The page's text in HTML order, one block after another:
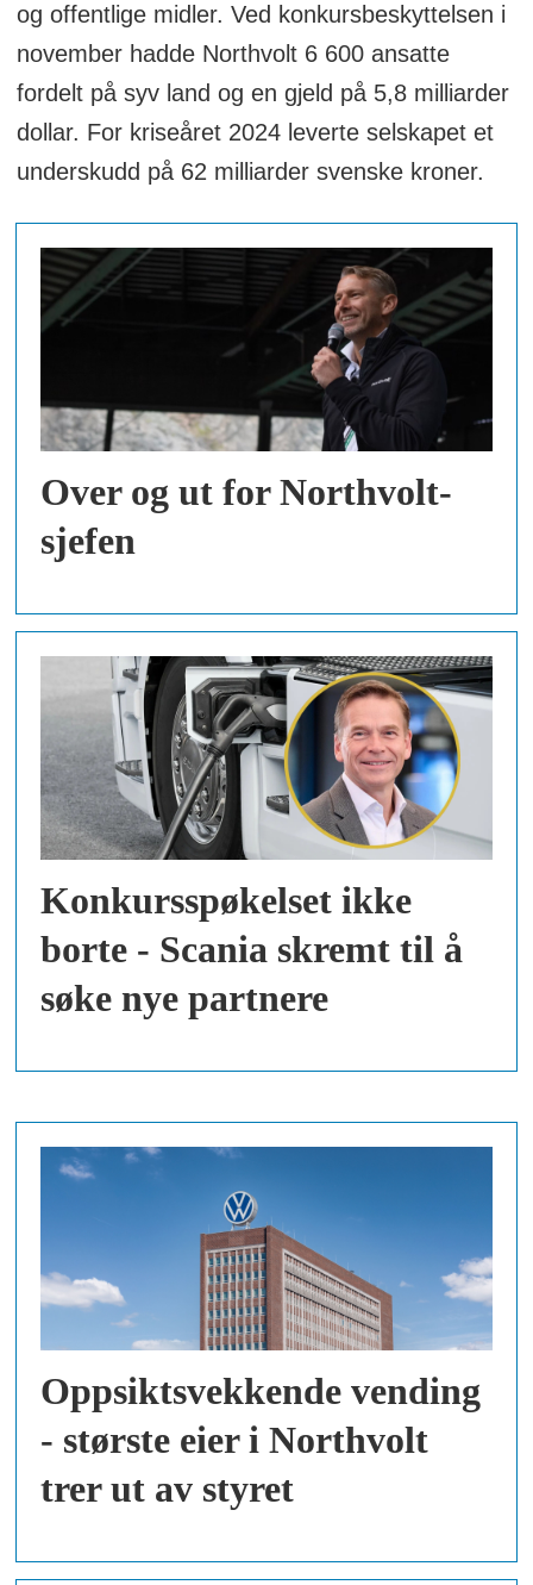
og offentlige midler. Ved konkursbeskyttelsen i
november hadde Northvolt 6 600 ansatte
fordelt på syv land og en gjeld på 5,8 milliarder
dollar. For kriseåret 2024 leverte selskapet et
underskudd på 62 milliarder svenske kroner.
Over og ut for Northvolt-
sjefen
Konkursspøkelset ikke
borte - Scania skremt til å
søke nye partnere
Oppsiktsvekkende vending
- største eier i Northvolt
trer ut av styret